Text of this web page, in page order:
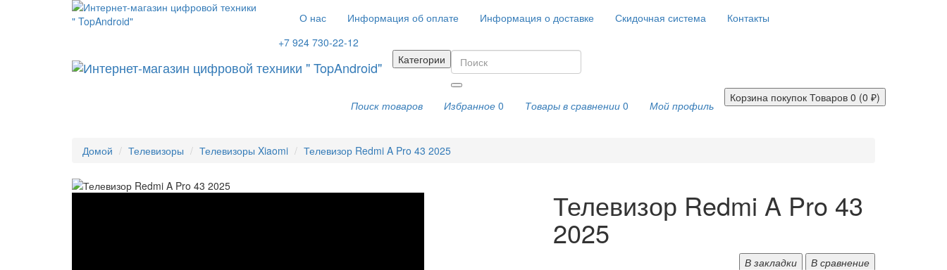
О нас Информация об оплате Информация о доставке Скидочная система
Контакты
+7 924 730-22-12
Категории
Поиск товаров Избранное 0 Товары в сравнении 0 Мой профиль
Корзина покупок Товаров 0 (0 ₽)
Домой Телевизоры Телевизоры Xiaomi Телевизор Redmi A Pro 43 2025
Телевизор Redmi A Pro 43
2025
В закладки В сравнение